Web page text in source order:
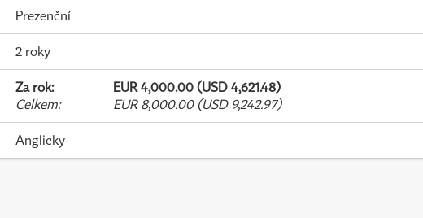
Prezenční
2 roky
Za rok:
EUR 4,000.00 (USD 4,621.48)
Celkem: EUR 8,000.00 (USD 9,242.97)
Anglicky